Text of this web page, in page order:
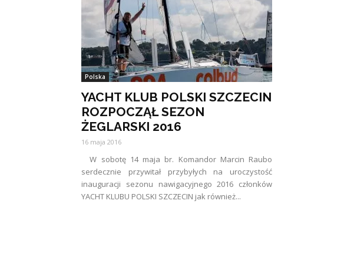
Polska
YACHT KLUB POLSKI SZCZECIN
ROZPOCZĄŁ SEZON
ŻEGLARSKI 2016
16 maja 2016
W sobotę 14 maja br. Komandor Marcin Raubo
serdecznie przywitał przybyłych na uroczystość
inauguracji sezonu nawigacyjnego 2016 członków
YACHT KLUBU POLSKI SZCZECIN jak również...